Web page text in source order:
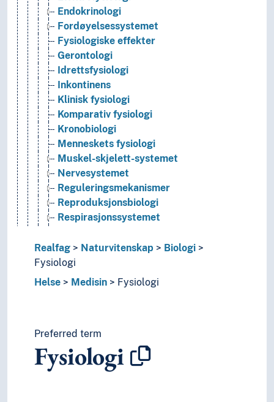
Endokrinologi
Fordøyelsessystemet
Fysiologiske effekter
Gerontologi
Idrettsfysiologi
Inkontinens
Klinisk fysiologi
Komparativ fysiologi
Kronobiologi
Menneskets fysiologi
Muskel-skjelett-systemet
Nervesystemet
Reguleringsmekanismer
Reproduksjonsbiologi
Respirasjonssystemet
Spenst
Vekst
Fødselsvitenskap
Hematologi
Idrettsmedisin
Indremedisin
Realfag Naturvitenskap
Biologi
Fysiologi
Helse
Medisin Fysiologi
Preferred term
Fysiologi